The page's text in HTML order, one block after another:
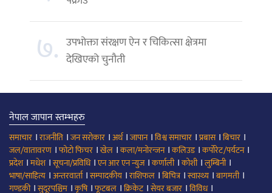
७. उपभोक्ता संरक्षण ऐन र चिकित्सा क्षेत्रमा
देखिएको चुनौती
नेपाल जापान स्तम्भहरु
समाचार ।राजनीति ।जन सरोकार ।अर्थ।जापान।विश्व समाचार ।प्रबास।बिचार ।
जल/वातावरण ।फोटो फिचर ।खेल ।कला/मनोरन्जन।कलिउड।कर्पोरेट/पर्यटन।
प्रदेश।मधेश।सूचना/प्रविधि।एन आर एन न्युज।कर्णाली।कोशी।लुम्बिनी।
भाषा/साहित्य ।अन्तरवार्ता।सम्पादकीय ।राशिफल ।बिचित्र।स्वास्थ्य ।बागमती।
गण्डकी।सुदूरपश्चिम ।कृषि।फूटबल ।क्रिकेट।सेयर बजार ।विविध।